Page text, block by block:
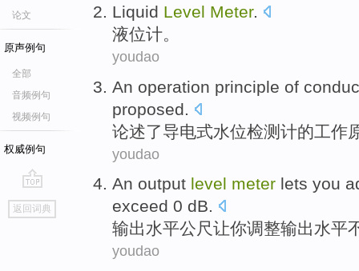
论文
原声例句
全部
音频例句
视频例句
权威例句
go
top
返回词典
Liquid Level Meter.
液位计。
youdao
An operation principle of
proposed.
论述了导电式水位检测计的工作
youdao
An output level meter lets you
exceed 0 dB.
输出水平公尺让你调整输出水平
youdao